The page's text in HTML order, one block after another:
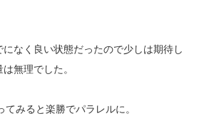
なく良い状態だったので少しは期待し
無理でした。
みると楽勝でパラレルに。